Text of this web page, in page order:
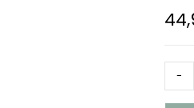
de
-